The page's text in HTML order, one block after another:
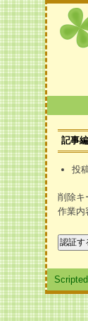
記事
投
削除キ
作業内